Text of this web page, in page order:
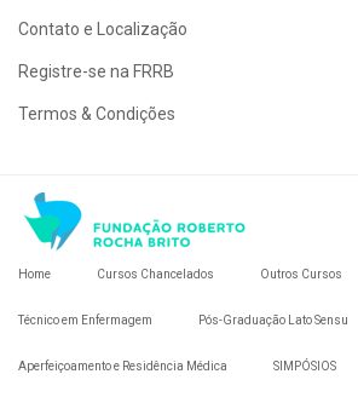
Contato e Localização
Registre-se na FRRB
Termos & Condições
Home Cursos Chancelados Outros Cursos
Técnico em Enfermagem Pós-Graduação Lato Sensu
Aperfeiçoamento e Residência Médica SIMPÓSIOS